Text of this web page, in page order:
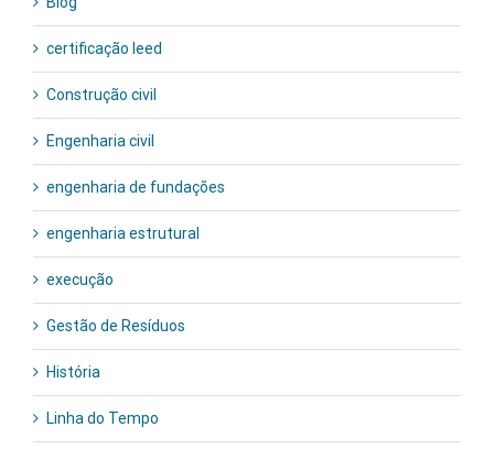
certificação leed
Construção civil
Engenharia civil
engenharia de fundações
engenharia estrutural
execução
Gestão de Resíduos
História
Linha do Tempo